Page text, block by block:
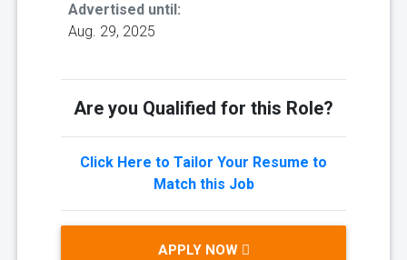
Advertised until:
Aug. 29, 2025
Are you Qualified for this Role?
Click Here to Tailor Your Resume to
Match this Job
APPLY NOW